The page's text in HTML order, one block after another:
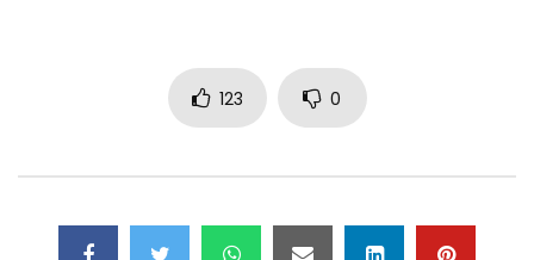
123 0